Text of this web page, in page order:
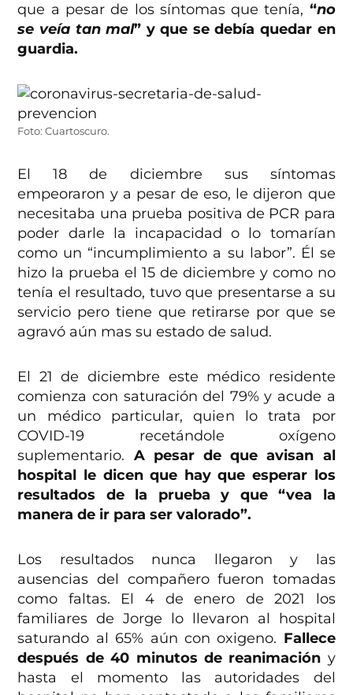
que a pesar de los síntomas que tenía, “no
se veía tan mal” y que se debía quedar en
guardia.
Foto: Cuartoscuro.
El 18 de diciembre sus síntomas
empeoraron y a pesar de eso, le dijeron que
necesitaba una prueba positiva de PCR para
poder darle la incapacidad o lo tomarían
como un “incumplimiento a su labor”. Él se
hizo la prueba el 15 de diciembre y como no
tenía el resultado, tuvo que presentarse a su
servicio pero tiene que retirarse por que se
agravó aún mas su estado de salud.
El 21 de diciembre este médico residente
comienza con saturación del 79% y acude a
un médico particular, quien lo trata por
COVID-19 recetándole oxígeno
suplementario. A pesar de que avisan al
hospital le dicen que hay que esperar los
resultados de la prueba y que “vea la
manera de ir para ser valorado”.
Los resultados nunca llegaron y las
ausencias del compañero fueron tomadas
como faltas. El 4 de enero de 2021 los
familiares de Jorge lo llevaron al hospital
saturando al 65% aún con oxigeno. Fallece
después de 40 minutos de reanimación y
hasta el momento las autoridades del